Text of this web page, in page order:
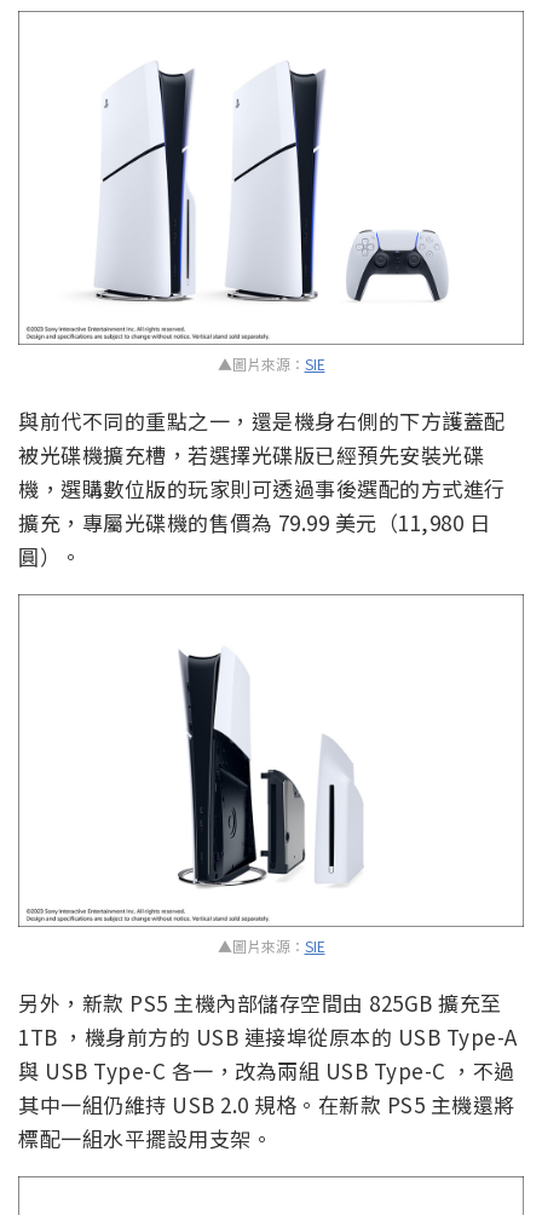
▲圖片來源： SIE
與前代不同的重點之一，還是機身右側的下方護蓋配
被光碟機擴充槽，若選擇光碟版已經預先安裝光碟
機，選購數位版的玩家則可透過事後選配的方式進行
擴充，專屬光碟機的售價為 79.99 美元（11,980 日
圓）。
▲圖片來源： SIE
另外，新款 PS5 主機內部儲存空間由 825GB 擴充至
1TB ，機身前方的 USB 連接埠從原本的 USB Type-A
與 USB Type-C 各一，改為兩組 USB Type-C ，不過
其中一組仍維持 USB 2.0 規格。在新款 PS5 主機還將
標配一組水平擺設用支架。